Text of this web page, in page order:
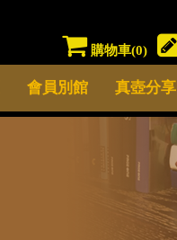
購物車(0)
會員別館 真壺分享